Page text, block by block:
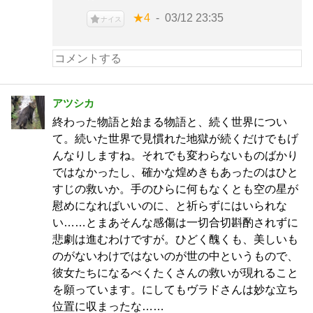
ナイス ★4 03/12 23:35
アツシカ
終わった物語と始まる物語と、続く世界につい
て。続いた世界で見慣れた地獄が続くだけでもげ
んなりしますね。それでも変わらないものばかり
ではなかったし、確かな煌めきもあったのはひと
すじの救いか。手のひらに何もなくとも空の星が
慰めになればいいのに、と祈らずにはいられな
い……とまあそんな感傷は一切合切斟酌されずに
悲劇は進むわけですが。ひどく醜くも、美しいも
のがないわけではないのが世の中というもので、
彼女たちになるべくたくさんの救いが現れること
を願っています。にしてもヴラドさんは妙な立ち
位置に収まったな……